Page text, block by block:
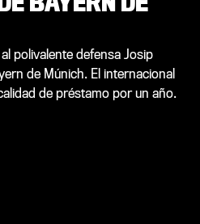
polivalente defensa Josip
de Múnich. El internacional
de préstamo por un año.